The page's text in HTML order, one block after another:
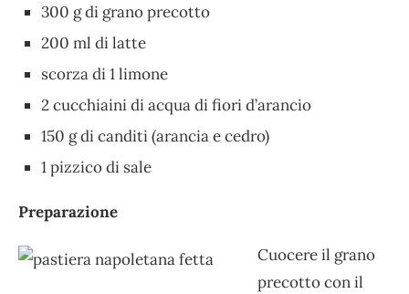
300 g di grano precotto
200 ml di latte
scorza di 1 limone
2 cucchiaini di acqua di fiori d’arancio
150 g di canditi (arancia e cedro)
1 pizzico di sale
Preparazione
Cuocere il grano
precotto con il